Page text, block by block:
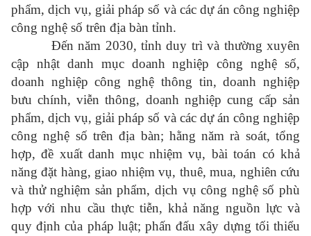
phẩm, dịch vụ, giải pháp số và các dự án công nghiệp
công nghệ số trên địa bàn tỉnh.
Đến năm 2030, tỉnh duy trì và thường xuyên
cập nhật danh mục doanh nghiệp công nghệ số,
doanh nghiệp công nghệ thông tin, doanh nghiệp
bưu chính, viễn thông, doanh nghiệp cung cấp sản
phẩm, dịch vụ, giải pháp số và các dự án công nghiệp
công nghệ số trên địa bàn; hằng năm rà soát, tổng
hợp, đề xuất danh mục nhiệm vụ, bài toán có khả
năng đặt hàng, giao nhiệm vụ, thuê, mua, nghiên cứu
và thử nghiệm sản phẩm, dịch vụ công nghệ số phù
hợp với nhu cầu thực tiễn, khả năng nguồn lực và
quy định của pháp luật; phấn đấu xây dựng tối thiểu